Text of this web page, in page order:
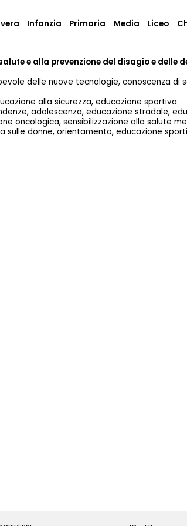
Infanzia Primaria Media Liceo
e alla prevenzione del disagio e delle
delle nuove tecnologie, conoscenza di
alla sicurezza, educazione sportiva
adolescenza, educazione stradale,
oncologica, sensibilizzazione alla salute
sulle donne, orientamento, educazione